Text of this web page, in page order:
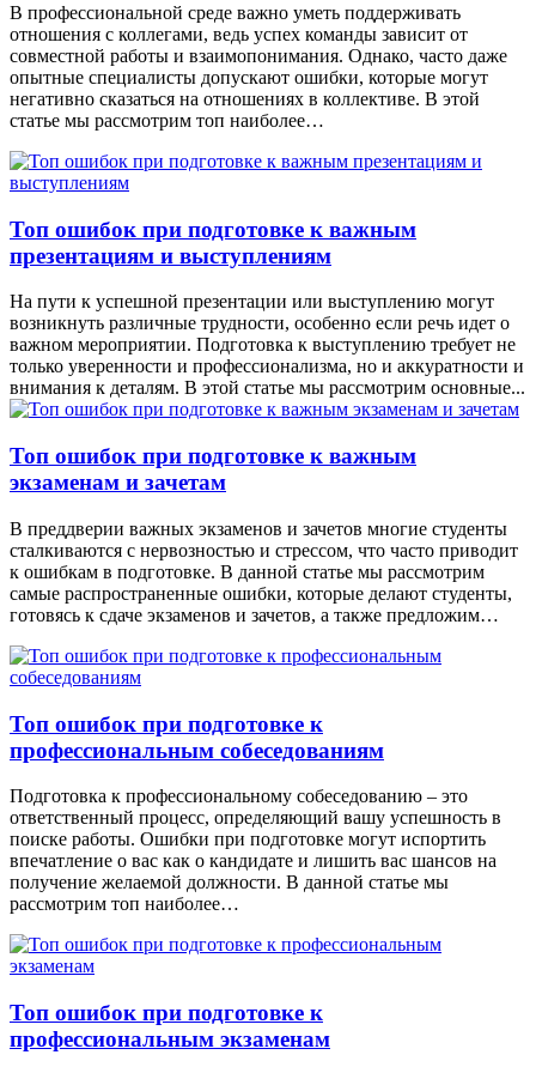
В профессиональной среде важно уметь поддерживать
отношения с коллегами, ведь успех команды зависит от
совместной работы и взаимопонимания. Однако, часто даже
опытные специалисты допускают ошибки, которые могут
негативно сказаться на отношениях в коллективе. В этой
статье мы рассмотрим топ наиболее…
Топ ошибок при подготовке к важным
презентациям и выступлениям
На пути к успешной презентации или выступлению могут
возникнуть различные трудности, особенно если речь идет о
важном мероприятии. Подготовка к выступлению требует не
только уверенности и профессионализма, но и аккуратности и
внимания к деталям. В этой статье мы рассмотрим основные...
Топ ошибок при подготовке к важным
экзаменам и зачетам
В преддверии важных экзаменов и зачетов многие студенты
сталкиваются с нервозностью и стрессом, что часто приводит
к ошибкам в подготовке. В данной статье мы рассмотрим
самые распространенные ошибки, которые делают студенты,
готовясь к сдаче экзаменов и зачетов, а также предложим…
Топ ошибок при подготовке к
профессиональным собеседованиям
Подготовка к профессиональному собеседованию – это
ответственный процесс, определяющий вашу успешность в
поиске работы. Ошибки при подготовке могут испортить
впечатление о вас как о кандидате и лишить вас шансов на
получение желаемой должности. В данной статье мы
рассмотрим топ наиболее…
Топ ошибок при подготовке к
профессиональным экзаменам